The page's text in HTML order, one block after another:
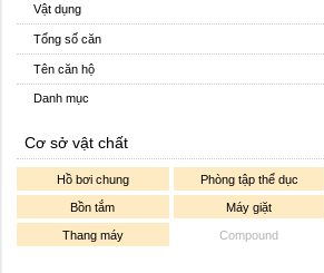
Vật dụng
Tổng số căn
Tên căn hộ
Danh mục
Cơ sở vật chất
Hồ bơi chung Phòng tập thể dục
Bồn tắm Máy giặt
Thang máy Compound